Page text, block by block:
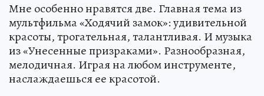
Мне особенно нравятся две. Главная тема из
мультфильма «Ходячий замок»: удивительной
красоты, трогательная, талантливая. И музыка
из «Унесенные призраками». Разнообразная,
мелодичная. Играя на любом инструменте,
наслаждаешься ее красотой.